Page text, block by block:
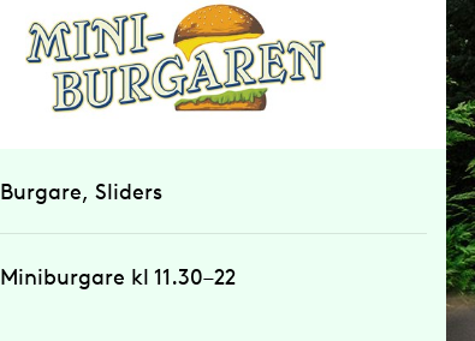
Burgare, Sliders
Miniburgare kl 11.30–22